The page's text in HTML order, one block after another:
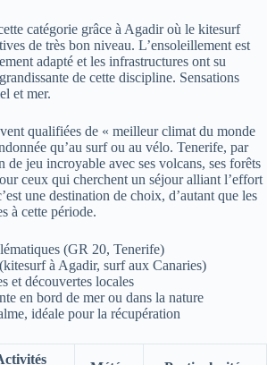
catégorie grâce à Agadir où le kitesurf
de très bon niveau. L’ensoleillement est
adapté et les infrastructures ont su
de cette discipline. Sensations
et mer.
qualifiées de « meilleur climat du monde
qu’au surf ou au vélo. Tenerife, par
de jeu incroyable avec ses volcans, ses forêts
ceux qui cherchent un séjour alliant l’effort
une destination de choix, d’autant que les
à cette période.
(GR 20, Tenerife)
à Agadir, surf aux Canaries)
et découvertes locales
en bord de mer ou dans la nature
idéale pour la récupération